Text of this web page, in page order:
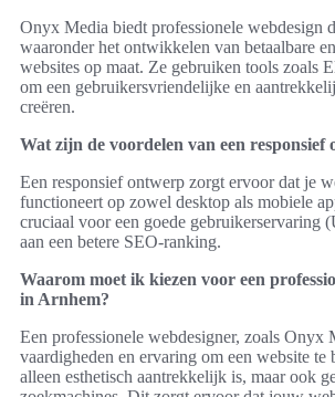
Onyx Media biedt professionele webdesign
waaronder het ontwikkelen van betaalbare
websites op maat. Ze gebruiken tools zoals
om een gebruikersvriendelijke en
creëren.
Wat zijn de voordelen van een responsief
Een responsief ontwerp zorgt ervoor dat je
functioneert op zowel desktop als mobiele
cruciaal voor een goede gebruikerservaring
aan een betere SEO-ranking.
Waarom moet ik kiezen voor een
in Arnhem?
Een professionele webdesigner, zoals Onyx
vaardigheden en ervaring om een website te
alleen esthetisch aantrekkelijk is, maar ook